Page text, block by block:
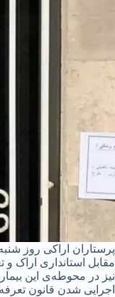
پرستاران اراکی روز
مقابل استانداری اراک
نیز در محوطه‌ی این
اجرایی شدن قانون